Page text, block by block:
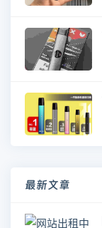
最新文章